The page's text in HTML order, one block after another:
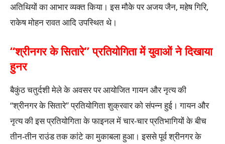
अतिथियों का आभार व्यक्त किया। इस मौके पर अजय जैन, महेष गिरि,
राकेष मोहन रावत आदि उपस्थित थे।
“श्रीनगर के सितारे” प्रतियोगिता में युवाओं ने दिखाया
हुनर
बैकुंठ चतुर्दशी मेले के अवसर पर आयोजित गायन और नृत्य की
“श्रीनगर के सितारे” प्रतियोगिता शुक्रवार को संपन्न हुई। गायन और
नृत्य की इस प्रतियोगिता के फाइनल में चार-चार प्रतिभागियों के बीच
तीन-तीन राउंड तक कांटे का मुकाबला हुआ। इससे पूर्व श्रीनगर के